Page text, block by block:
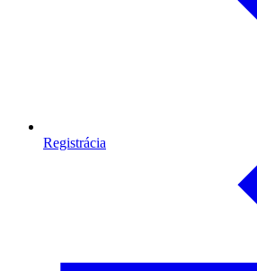
Registrácia